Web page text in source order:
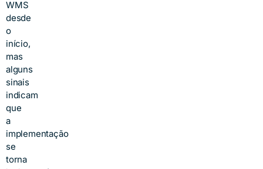
WMS
desde
o
início,
mas
alguns
sinais
indicam
que
a
implementação
se
torna